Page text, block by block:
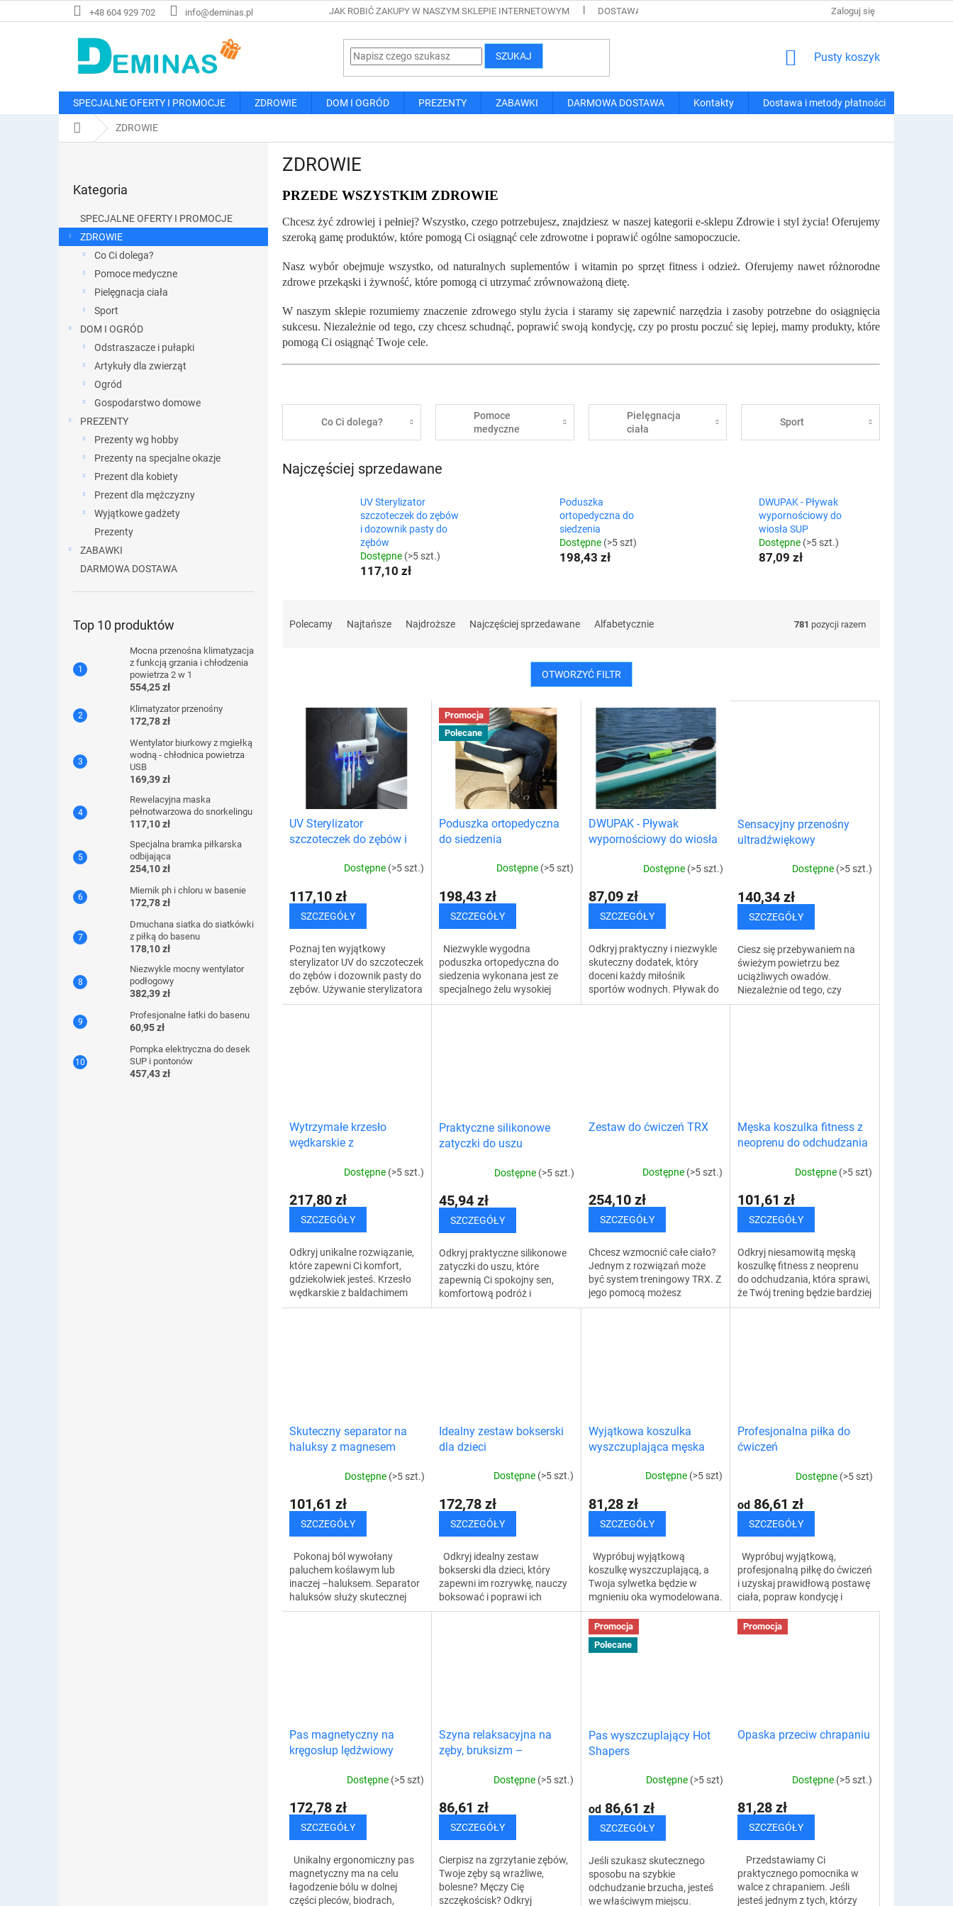
do
+48 604 929 702 info@deminas.pl JAK ROBIĆ ZAKUPY W NASZYM SKLEPIE INTERNETOWYM DOSTAWA I METODY PŁATNOŚCI REGULAMIN ZAKUPÓW
Zaloguj się
SZUKAJ KOSZYK
Pusty koszyk
SPECJALNE OFERTY I PROMOCJE ZDROWIE DOM I OGRÓD PREZENTY ZABAWKI DARMOWA DOSTAWA Kontakty Dostawa i metody płatności
Home ZDROWIE
b
o
kategorie
Kategoria
SPECJALNE OFERTY I PROMOCJE
ZDROWIE
Co Ci dolega?
Pomoce medyczne
Pielęgnacja ciała
Sport
DOM I OGRÓD
Odstraszacze i pułapki
Artykuły dla zwierząt
Ogród
Gospodarstwo domowe
PREZENTY
Prezenty wg hobby
Prezenty na specjalne okazje
Prezent dla kobiety
Prezent dla mężczyzny
Wyjątkowe gadżety
Prezenty
ZABAWKI
DARMOWA DOSTAWA
Top 10 produktów
Mocna przenośna klimatyzacja
z funkcją grzania i chłodzenia
powietrza 2 w 1
554,25 zł
Klimatyzator przenośny
172,78 zł
Wentylator biurkowy z mgiełką
wodną - chłodnica powietrza
USB
169,39 zł
Rewelacyjna maska ​​
pełnotwarzowa do snorkelingu
117,10 zł
Specjalna bramka piłkarska
odbijająca
254,10 zł
Miernik ph i chloru w basenie
172,78 zł
Dmuchana siatka do siatkówki
z piłką do basenu
178,10 zł
Niezwykle mocny wentylator
podłogowy
382,39 zł
Profesjonalne łatki do basenu
60,95 zł
Pompka elektryczna do desek
SUP i pontonów
457,43 zł
ZDROWIE
PRZEDE WSZYSTKIM ZDROWIE
Chcesz żyć zdrowiej i pełniej? Wszystko, czego potrzebujesz, znajdziesz w naszej kategorii e-sklepu Zdrowie i styl życia! Oferujemy
szeroką gamę produktów, które pomogą Ci osiągnąć cele zdrowotne i poprawić ogólne samopoczucie.
Nasz wybór obejmuje wszystko, od naturalnych suplementów i witamin po sprzęt fitness i odzież. Oferujemy nawet różnorodne
zdrowe przekąski i żywność, które pomogą ci utrzymać zrównoważoną dietę.
W naszym sklepie rozumiemy znaczenie zdrowego stylu życia i staramy się zapewnić narzędzia i zasoby potrzebne do osiągnięcia
sukcesu. Niezależnie od tego, czy chcesz schudnąć, poprawić swoją kondycję, czy po prostu poczuć się lepiej, mamy produkty, które
pomogą Ci osiągnąć Twoje cele.
Co Ci dolega?
Pomoce
medyczne
Pielęgnacja
ciała
Sport
Najczęściej sprzedawane
UV Sterylizator
szczoteczek do zębów
i dozownik pasty do
zębów
Dostępne (>5 szt.)
117,10 zł
Poduszka
ortopedyczna do
siedzenia
Dostępne (>5 szt)
198,43 zł
DWUPAK - Pływak
wypornościowy do
wiosła SUP
Dostępne (>5 szt.)
87,09 zł
w
Polecamy Najtańsze Najdroższe Najczęściej sprzedawane Alfabetycznie 781 pozycji razem
OTWORZYĆ FILTR
UV Sterylizator
szczoteczek do zębów i
Dostępne (>5 szt.)
117,10 zł
SZCZEGÓŁY
Poznaj ten wyjątkowy
sterylizator UV do szczoteczek
do zębów i dozownik pasty do
zębów. Używanie sterylizatora
UV to niezawodny sposób na
Promocja
Polecane
Poduszka ortopedyczna
do siedzenia
Dostępne (>5 szt)
198,43 zł
SZCZEGÓŁY
Niezwykle wygodna
poduszka ortopedyczna do
siedzenia wykonana jest ze
specjalnego żelu wysokiej
jakości oraz z pianki z
DWUPAK - Pływak
wypornościowy do wiosła
Dostępne (>5 szt.)
87,09 zł
SZCZEGÓŁY
Odkryj praktyczny i niezwykle
skuteczny dodatek, który
doceni każdy miłośnik
sportów wodnych. Pływak do
wiosla do deski SUP uratuje
Sensacyjny przenośny
ultradźwiękowy
Dostępne (>5 szt.)
140,34 zł
SZCZEGÓŁY
Ciesz się przebywaniem na
świeżym powietrzu bez
uciążliwych owadów.
Niezależnie od tego, czy
spacerujesz po lesie, czy
Wytrzymałe krzesło
wędkarskie z
Dostępne (>5 szt.)
217,80 zł
SZCZEGÓŁY
Odkryj unikalne rozwiązanie,
które zapewni Ci komfort,
gdziekolwiek jesteś. Krzesło
wędkarskie z baldachimem
zapewni Ci komfort, ochronę
Praktyczne silikonowe
zatyczki do uszu
Dostępne (>5 szt.)
45,94 zł
SZCZEGÓŁY
Odkryj praktyczne silikonowe
zatyczki do uszu, które
zapewnią Ci spokojny sen,
komfortową podróż i
doskonałą ochronę słuchu.
Zestaw do ćwiczeń TRX
Dostępne (>5 szt.)
254,10 zł
SZCZEGÓŁY
Chcesz wzmocnić całe ciało?
Jednym z rozwiązań może
być system treningowy TRX. Z
jego pomocą możesz
osiągnąć lepszą kondycję,
Męska koszulka fitness z
neoprenu do odchudzania
Dostępne (>5 szt)
101,61 zł
SZCZEGÓŁY
Odkryj niesamowitą męską
koszulkę fitness z neoprenu
do odchudzania, która sprawi,
że Twój trening będzie bardziej
efektywny. Została specjalnie
Skuteczny separator na
haluksy z magnesem
Dostępne (>5 szt.)
101,61 zł
SZCZEGÓŁY
Pokonaj ból wywołany
paluchem koślawym lub
inaczej –haluksem. Separator
haluksów służy skutecznej
korekcji haluksa i pozwala
Idealny zestaw bokserski
dla dzieci
Dostępne (>5 szt.)
172,78 zł
SZCZEGÓŁY
Odkryj idealny zestaw
bokserski dla dzieci, który
zapewni im rozrywkę, nauczy
boksować i poprawi ich
umiejętności motoryczne.
Wyjątkowa koszulka
wyszczuplająca męska
Dostępne (>5 szt)
81,28 zł
SZCZEGÓŁY
Wypróbuj wyjątkową
koszulkę wyszczuplającą, a
Twoja sylwetka będzie w
mgnieniu oka wymodelowana.
Wyjątkowa koszulka
wyszczuplająca doskonale
modeluje brzuch, biodra i
klatkę...
Profesjonalna piłka do
ćwiczeń
Dostępne (>5 szt)
od 86,61 zł
SZCZEGÓŁY
Wypróbuj wyjątkową,
profesjonalną piłkę do ćwiczeń
i uzyskaj prawidłową postawę
ciała, popraw kondycję i
koordynację. Doskonale
nadaje się do treningu
rehabilitacyjnego i...
Pas magnetyczny na
kręgosłup lędźwiowy
Dostępne (>5 szt)
172,78 zł
SZCZEGÓŁY
Unikalny ergonomiczny pas
magnetyczny ma na celu
łagodzenie bólu w dolnej
części pleców, biodrach,
Szyna relaksacyjna na
zęby, bruksizm –
Dostępne (>5 szt.)
86,61 zł
SZCZEGÓŁY
Cierpisz na zgrzytanie zębów,
Twoje zęby są wrażliwe,
bolesne? Męczy Cię
szczękościsk? Odkryj
Promocja
Polecane
Pas wyszczuplający Hot
Shapers
Dostępne (>5 szt)
od86,61 zł
SZCZEGÓŁY
Jeśli szukasz skutecznego
sposobu na szybkie
odchudzanie brzucha, jesteś
we właściwym miejscu.
Promocja
Opaska przeciw chrapaniu
Dostępne (>5 szt.)
81,28 zł
SZCZEGÓŁY
Przedstawiamy Ci
praktycznego pomocnika w
walce z chrapaniem. Jeśli
jesteś jednym z tych, którzy